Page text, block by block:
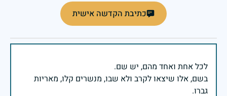
כתיבת הקדשה אישית
בשם, אלו שיצאו לקרב ולא שבו, מנשרים קלו, מאריות